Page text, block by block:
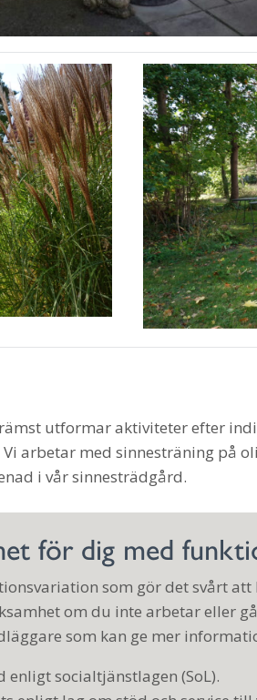
utformar aktiviteter efter
arbetar med sinnesträning på
i vår sinnesträdgård.
för dig med
som gör det svårt
om du inte arbetar eller
som kan ge mer
socialtjänstlagen (SoL).